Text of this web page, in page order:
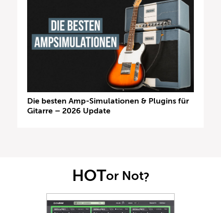
Die besten Amp-Simulationen & Plugins für
Gitarre – 2026 Update
HOTor Not?